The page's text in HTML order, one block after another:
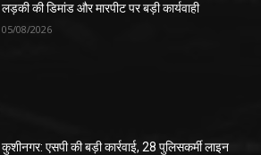
लड़की की डिमांड और मारपीट पर बड़ी कार्यवाही
05/08/2026
कुशीनगर: एसपी की बड़ी कार्रवाई, 28 पुलिसकर्मी लाइन